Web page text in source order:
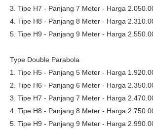
3. Tipe H7 - Panjang 7 Meter - Harga
4. Tipe H8 - Panjang 8 Meter - Harga
5. Tipe H9 - Panjang 9 Meter - Harga
Type Double Parabola
1. Tipe H5 - Panjang 5 Meter - Harga
2. Tipe H6 - Panjang 6 Meter - Harga
3. Tipe H7 - Panjang 7 Meter - Harga
4. Tipe H8 - Panjang 8 Meter - Harga
5. Tipe H9 - Panjang 9 Meter - Harga